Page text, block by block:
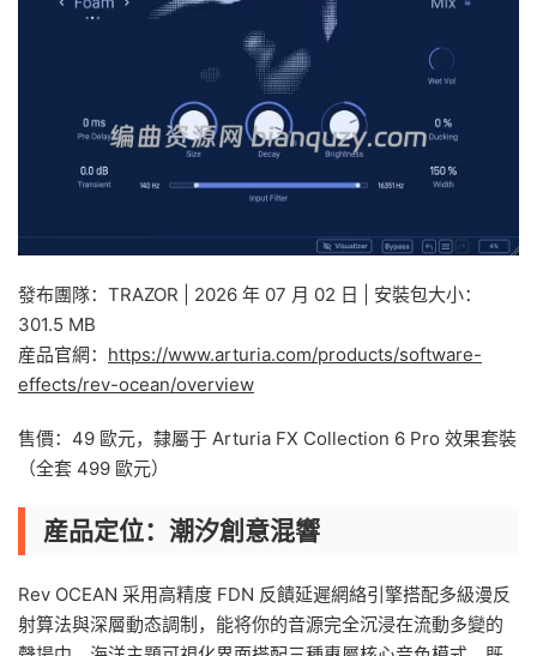
發布團隊：TRAZOR | 2026 年 07 月 02 日 | 安裝包大小：
301.5 MB
産品官網： https://www.arturia.com/products/software-
effects/rev-ocean/overview
售價：49 歐元，隸屬于 Arturia FX Collection 6 Pro 效果套裝
（全套 499 歐元）
産品定位：潮汐創意混響
Rev OCEAN 采用高精度 FDN 反饋延遲網絡引擎搭配多級漫反
射算法與深層動态調制，能将你的音源完全沉浸在流動多變的